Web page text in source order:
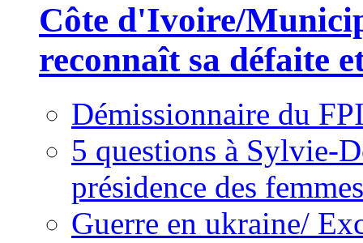
Côte d'Ivoire/
reconnaît sa défaite
Démissionnaire du
5 questions à Sylvie-
présidence des
Guerre en ukraine/